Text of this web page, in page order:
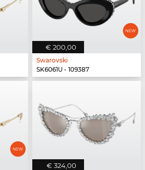
€ 200,00
Swarovski
SK6061U - 109387
€ 324,00